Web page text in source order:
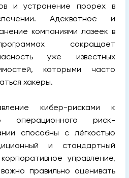
и устранение прорех в
Адекватное и
компаниями лазеек в
сокращает
уже известных
которыми часто
хакеры.
кибер-рисками к
операционного риск-
способны с лёгкостью
и стандартный
управление,
правильно оценивать